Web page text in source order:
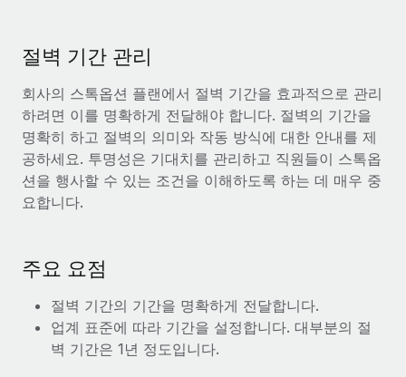
팀을 위한 통합된 핵심 HR 기능
연결
새로운
MCP를 사용하여 모든 AI 도구를 Remote에 연결 가능
통합
핵심 비즈니스 도구로 프로세스를 간소화
전문가 상담
글로벌 인사 및 규정 준수 업무 처리에 전문가 지원 제공
신원 조사
채용 후보자 심사 프로세스 간소화
REMOTE 파트너 되기
전략적 기술 파트너
플랫폼에 글로벌 HR을 유연하게 통합
파트너 되기
Remote와의 파트너십 기회 탐색
통합 및 AI 자동화 컨설팅
사례 연구
체크리스트 및 템플릿
직무 설명 라이브러리
웨비나
이벤트
뉴스룸
인사이트 센터
지원받기
모든 리소스 보기
Português (Portugal)
日本語
한국어
中文（简体）
절벽 기간 관리
회사의 스톡옵션 플랜에서 절벽 기간을 효과적으로 관리
하려면 이를 명확하게 전달해야 합니다. 절벽의 기간을
명확히 하고 절벽의 의미와 작동 방식에 대한 안내를 제
공하세요. 투명성은 기대치를 관리하고 직원들이 스톡옵
션을 행사할 수 있는 조건을 이해하도록 하는 데 매우 중
요합니다.
주요 요점
절벽 기간의 기간을 명확하게 전달합니다.
업계 표준에 따라 기간을 설정합니다. 대부분의 절
벽 기간은 1년 정도입니다.